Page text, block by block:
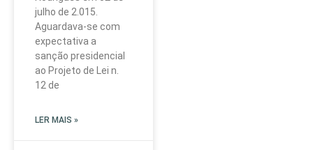
julho de 2.015.
Aguardava-se com
expectativa a
sanção presidencial
ao Projeto de Lei n.
12 de
LER MAIS »